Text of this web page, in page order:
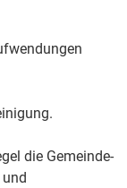
die Gemeinde-